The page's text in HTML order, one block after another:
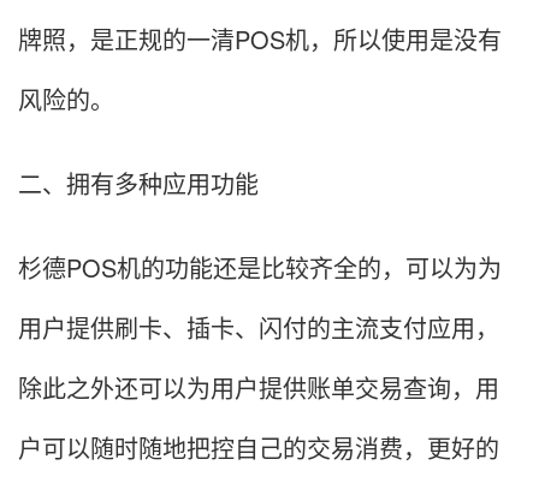
牌照，是正规的一清POS机，所以使用是没有
风险的。
二、拥有多种应用功能
杉德POS机的功能还是比较齐全的，可以为为
用户提供刷卡、插卡、闪付的主流支付应用，
除此之外还可以为用户提供账单交易查询，用
户可以随时随地把控自己的交易消费，更好的